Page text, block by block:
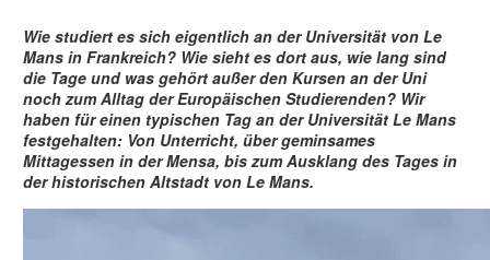
Wie studiert es sich eigentlich an der Universität von Le
Mans in Frankreich? Wie sieht es dort aus, wie lang sind
die Tage und was gehört außer den Kursen an der Uni
noch zum Alltag der Europäischen Studierenden? Wir
haben für einen typischen Tag an der Universität Le Mans
festgehalten: Von Unterricht, über geminsames
Mittagessen in der Mensa, bis zum Ausklang des Tages in
der historischen Altstadt von Le Mans.